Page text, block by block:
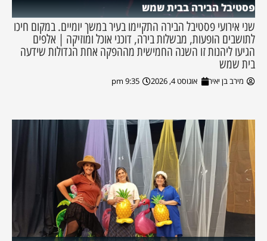
פסטיבל הבירה בבית שמש
שני אירועי פסטיבל הבירה התקיימו בעיר במשך יומיים. במקום חיכו
לתושבים הופעות, מבשלות בירה, דוכני אוכל ומוזיקה | אלפים
הגיעו ליהנות זו השנה החמישית מההפקה אחת הגדולות שידעה
בית שמש
מירב בן יאיר אוגוסט 4, 2026 9:35 pm